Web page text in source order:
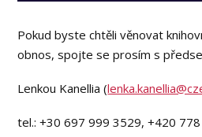
Pokud byste chtěli věnovat
obnos, spojte se prosím s
Lenkou Kanellia (
tel.: +30 697 999 3529, +420